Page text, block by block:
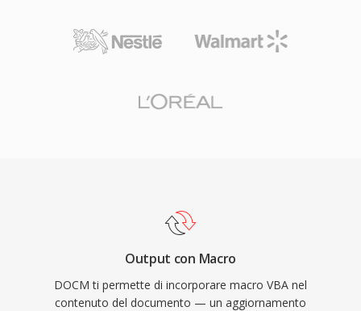
Output con Macro
DOCM ti permette di incorporare macro VBA nel
contenuto del documento — un aggiornamento